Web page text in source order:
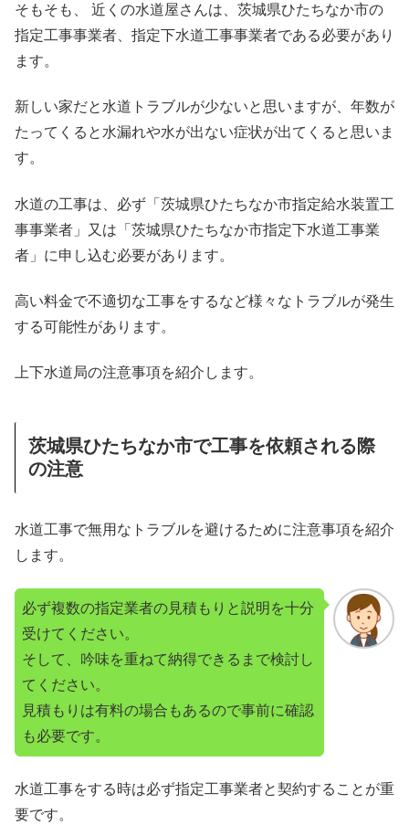
そもそも、 近くの水道屋さんは、茨城県ひたちなか市の
指定工事事業者、指定下水道工事事業者である必要があり
ます。
新しい家だと水道トラブルが少ないと思いますが、年数が
たってくると水漏れや水が出ない症状が出てくると思いま
す。
水道の工事は、必ず「茨城県ひたちなか市指定給水装置工
事事業者」又は「茨城県ひたちなか市指定下水道工事業
者」に申し込む必要があります。
高い料金で不適切な工事をするなど様々なトラブルが発生
する可能性があります。
上下水道局の注意事項を紹介します。
茨城県ひたちなか市で工事を依頼される際
の注意
水道工事で無用なトラブルを避けるために注意事項を紹介
します。
必ず複数の指定業者の見積もりと説明を十分
受けてください。
そして、吟味を重ねて納得できるまで検討し
てください。
見積もりは有料の場合もあるので事前に確認
も必要です。
水道工事をする時は必ず指定工事業者と契約することが重
要です。